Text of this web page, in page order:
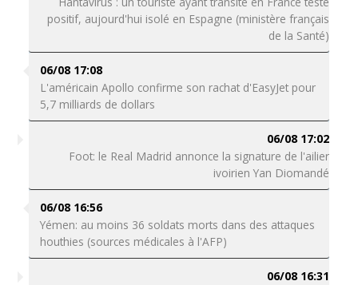
positif, aujourd'hui isolé en Espagne (ministère français
de la Santé)
06/08 17:08
L'américain Apollo confirme son rachat d'EasyJet pour
5,7 milliards de dollars
06/08 17:02
Foot: le Real Madrid annonce la signature de l'ailier
ivoirien Yan Diomandé
06/08 16:56
Yémen: au moins 36 soldats morts dans des attaques
houthies (sources médicales à l'AFP)
06/08 16:31